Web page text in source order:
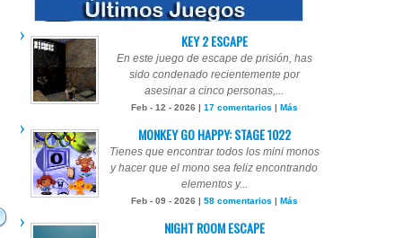
KEY 2 ESCAPE
En este juego de escape de prisión, has
sido condenado recientemente por
asesinar a cinco personas,...
Feb - 12 - 2026 | 17 comentarios | Más
MONKEY GO HAPPY: STAGE 1022
Tienes que encontrar todos los mini monos
y hacer que el mono sea feliz encontrando
elementos y...
Feb - 09 - 2026 | 58 comentarios | Más
NIGHT ROOM ESCAPE